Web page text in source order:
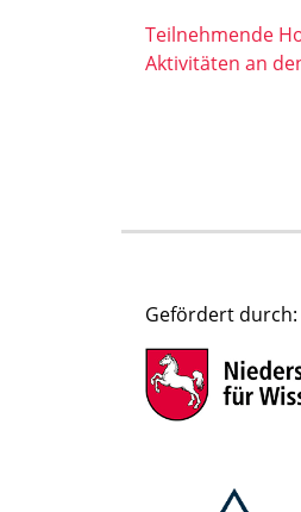
Teilnehmende
Aktivitäten an
Gefördert durch: